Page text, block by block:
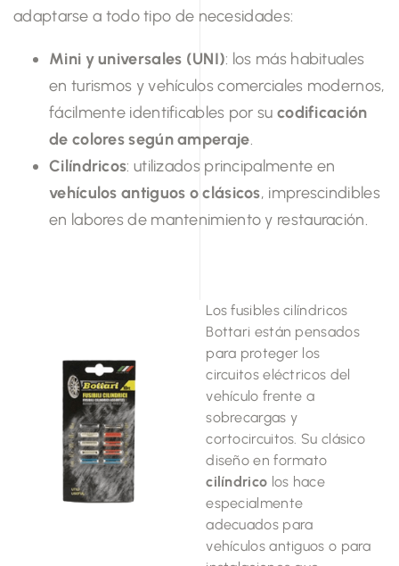
adaptarse a todo tipo de necesidades:
Mini y universales (UNI): los más habituales
en turismos y vehículos comerciales modernos,
fácilmente identificables por su codificación
de colores según amperaje.
Cilíndricos: utilizados principalmente en
vehículos antiguos o clásicos, imprescindibles
en labores de mantenimiento y restauración.
Los fusibles cilíndricos
Bottari están pensados ​​
para proteger los
circuitos eléctricos del
vehículo frente a
sobrecargas y
cortocircuitos. Su clásico
diseño en formato
cilíndrico los hace
especialmente
adecuados para
vehículos antiguos o para